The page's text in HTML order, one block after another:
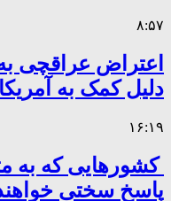
۸:۵۷
اعتراض عراقچی
دلیل کمک به
۱۶:۱۹
کشورهایی که به
پاسخ سختی